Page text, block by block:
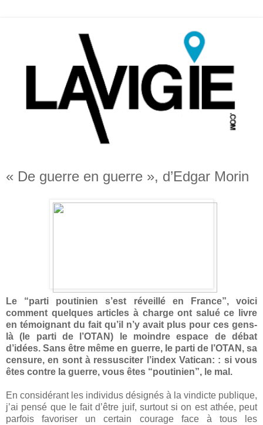
« De guerre en guerre », d’Edgar Morin
Le “parti poutinien s’est réveillé en France”, voici
comment quelques articles à charge ont salué ce livre
en témoignant du fait qu’il n’y avait plus pour ces gens-
là (le parti de l’OTAN) le moindre espace de débat
d’idées. Sans être même en guerre, le parti de l’OTAN, sa
censure, en sont à ressusciter l’index Vatican: : si vous
êtes contre la guerre, vous êtes “poutinien”, le mal.
En considérant les individus désignés à la vindicte publique,
j’ai pensé que le fait d’être juif, surtout si on est athée, peut
parfois favoriser un certain courage face à tous les